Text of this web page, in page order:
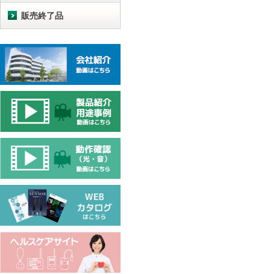
販売終了品